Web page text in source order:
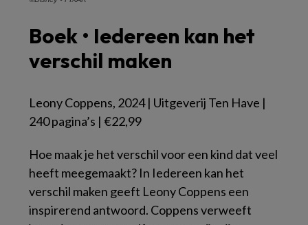
Boek • Iedereen kan het
verschil maken
Leony Coppens, 2024 | Uitgeverij Ten Have |
240 pagina’s | €22,99
Hoe maak je het verschil voor een kind dat veel
heeft meegemaakt? In Iedereen kan het
verschil maken geeft Leony Coppens een
inspirerend antwoord. Coppens verweeft